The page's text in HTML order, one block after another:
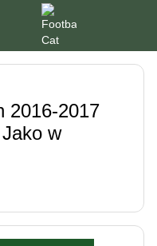
2016-2017
w